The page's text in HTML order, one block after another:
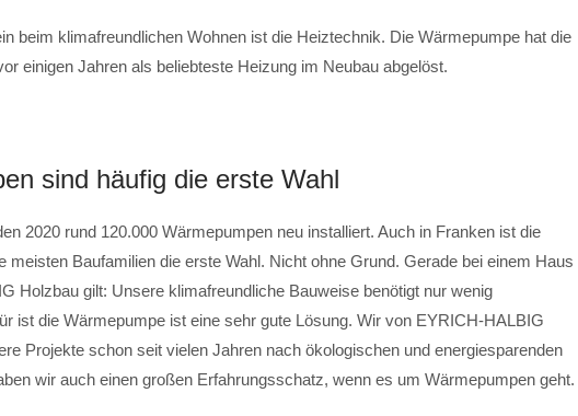
beim klimafreundlichen Wohnen ist die Heiztechnik. Die Wärmepumpe hat die
einigen Jahren als beliebteste Heizung im Neubau abgelöst.
sind häufig die erste Wahl
2020 rund 120.000 Wärmepumpen neu installiert. Auch in Franken ist die
meisten Baufamilien die erste Wahl. Nicht ohne Grund. Gerade bei einem Haus
Holzbau gilt: Unsere klimafreundliche Bauweise benötigt nur wenig
ist die Wärmepumpe ist eine sehr gute Lösung. Wir von EYRICH-HALBIG
Projekte schon seit vielen Jahren nach ökologischen und energiesparenden
wir auch einen großen Erfahrungsschatz, wenn es um Wärmepumpen geht.